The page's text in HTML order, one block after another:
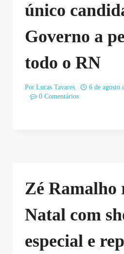
único
Governo a
todo o RN
Por Lucas Tavares
6 de agosto
0 Comentários
Zé Ramalho
Natal com
especial e